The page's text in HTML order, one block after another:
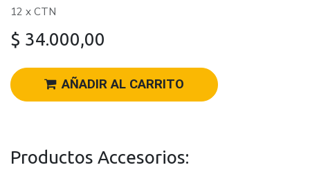
12 x CTN
$ 34.000,00
AÑADIR AL CARRITO
Productos Accesorios: